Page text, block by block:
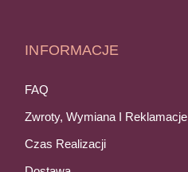
INFORMACJE
FAQ
Zwroty, Wymiana I Reklamacje
Czas Realizacji